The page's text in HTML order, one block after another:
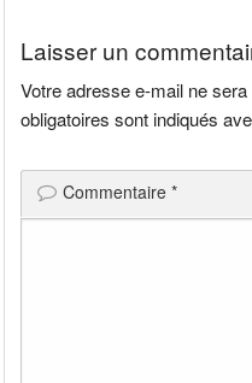
Laisser un
Votre adresse e-mail ne sera
obligatoires sont indiqués
Commentaire*